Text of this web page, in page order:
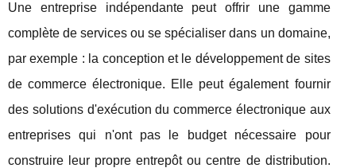
Une entreprise indépendante peut offrir une gamme
complète de services ou se spécialiser dans un domaine,
par exemple : la conception et le développement de sites
de commerce électronique. Elle peut également fournir
des solutions d'exécution du commerce électronique aux
entreprises qui n'ont pas le budget nécessaire pour
construire leur propre entrepôt ou centre de distribution.